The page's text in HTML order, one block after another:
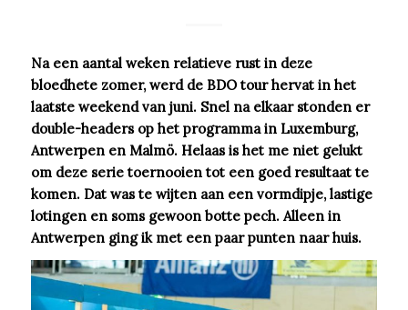
Na een aantal weken relatieve rust in deze
bloedhete zomer, werd de BDO tour hervat in het
laatste weekend van juni. Snel na elkaar stonden er
double-headers op het programma in Luxemburg,
Antwerpen en Malmö. Helaas is het me niet gelukt
om deze serie toernooien tot een goed resultaat te
komen. Dat was te wijten aan een vormdipje, lastige
lotingen en soms gewoon botte pech. Alleen in
Antwerpen ging ik met een paar punten naar huis.